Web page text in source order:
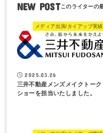
NEW POST
メディア出演/タイアップ実績
2025.03.26
三井不動産メンズメイクトーク
ショーを担当いたしました。